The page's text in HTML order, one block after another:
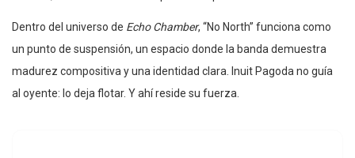
Dentro del universo de Echo Chamber, “No North” funciona como
un punto de suspensión, un espacio donde la banda demuestra
madurez compositiva y una identidad clara. Inuit Pagoda no guía
al oyente: lo deja flotar. Y ahí reside su fuerza.